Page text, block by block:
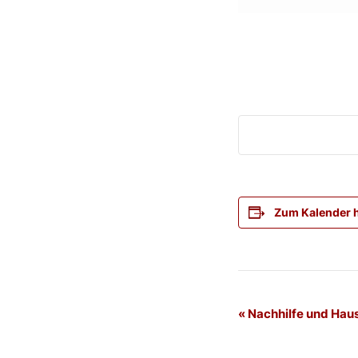
Zum Kalender
«Nachhilfe und